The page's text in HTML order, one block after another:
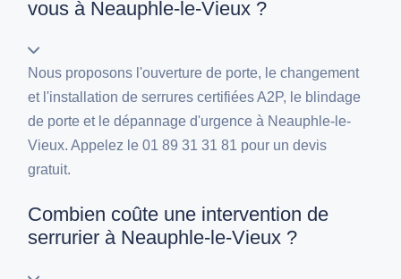
vous à Neauphle-le-Vieux ?
Nous proposons l'ouverture de porte, le changement
et l'installation de serrures certifiées A2P, le blindage
de porte et le dépannage d'urgence à Neauphle-le-
Vieux. Appelez le 01 89 31 31 81 pour un devis
gratuit.
Combien coûte une intervention de
serrurier à Neauphle-le-Vieux ?